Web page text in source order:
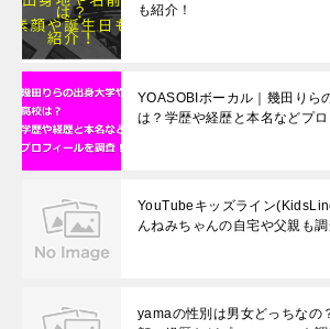
も紹介！
YOASOBIボーカル｜幾田りら
は？学歴や経歴と本名などプロ
YouTubeキッズライン
んねみちゃんの自宅や父親も調
yamaの性別は男女どっちなの